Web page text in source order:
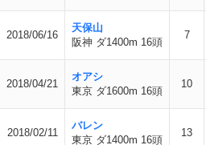
2018/06/16
天保山
阪神 ダ1400m 16頭
7
2018/04/21
オアシ
東京 ダ1600m 16頭
10
2018/02/11
バレン
東京 ダ1400m 16頭
13